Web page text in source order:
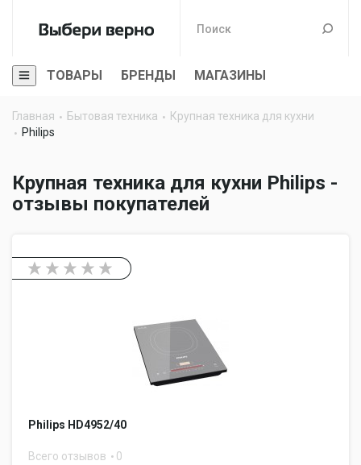
ТОВАРЫ БРЕНДЫ МАГАЗИНЫ
Главная Бытовая техника
Крупная техника для кухни
Philips
Крупная техника для кухни Philips -
отзывы покупателей
Philips HD4952/40
Всего отзывов 0